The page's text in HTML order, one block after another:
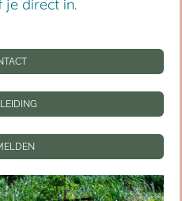
je direct in.